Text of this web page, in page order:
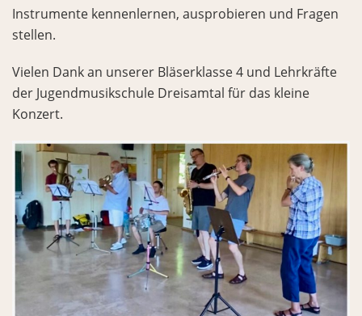
Instrumente kennenlernen, ausprobieren und Fragen
stellen.
Vielen Dank an unserer Bläserklasse 4 und Lehrkräfte
der Jugendmusikschule Dreisamtal für das kleine
Konzert.